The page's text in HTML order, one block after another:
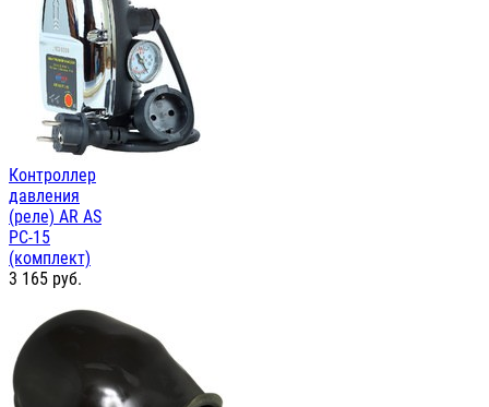
Контроллер
давления
(реле) AR AS
PC-15
(комплект)
3 165 руб.